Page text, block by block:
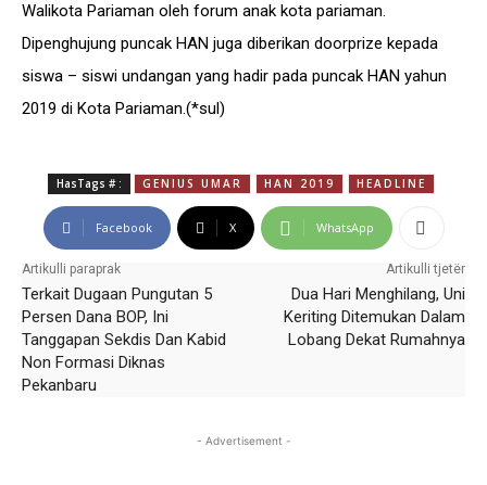
Walikota Pariaman oleh forum anak kota pariaman.
Dipenghujung puncak HAN juga diberikan doorprize kepada
siswa – siswi undangan yang hadir pada puncak HAN yahun
2019 di Kota Pariaman.(*sul)
HasTags # : GENIUS UMAR HAN 2019 HEADLINE
Facebook X WhatsApp
Artikulli paraprak
Terkait Dugaan Pungutan 5
Persen Dana BOP, Ini
Tanggapan Sekdis Dan Kabid
Non Formasi Diknas
Pekanbaru
Artikulli tjetër
Dua Hari Menghilang, Uni
Keriting Ditemukan Dalam
Lobang Dekat Rumahnya
- Advertisement -